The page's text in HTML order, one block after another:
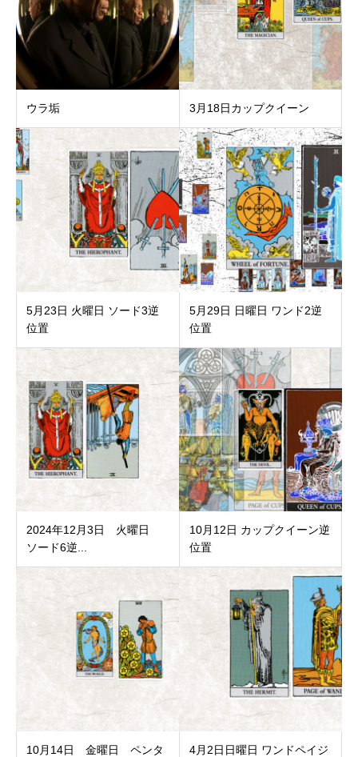
ウラ垢 3月18日カップクイーン
5月23日 火曜日 ソード3逆
位置
5月29日 日曜日 ワンド2逆
位置
2024年12月3日 火曜日
ソード6逆...
10月12日 カップクイーン逆
位置
10月14日 金曜日 ペンタ
4月2日日曜日 ワンドペイジ